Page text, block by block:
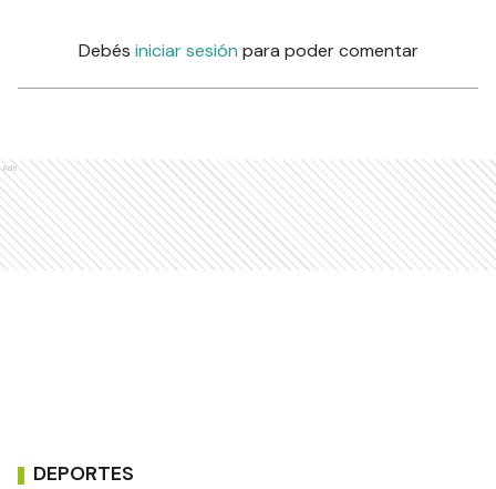
Debés iniciar sesión para poder comentar
Ads
DEPORTES